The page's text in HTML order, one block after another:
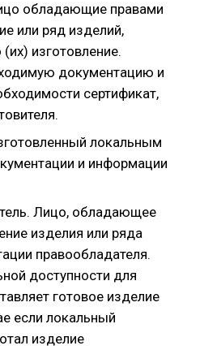
обладающие правами
или ряд изделий,
изготовление.
документацию и
сертификат,
локальным
и информации
Лицо, обладающее
изделия или ряда
правообладателя.
доступности для
готовое изделие
если локальный
изделие